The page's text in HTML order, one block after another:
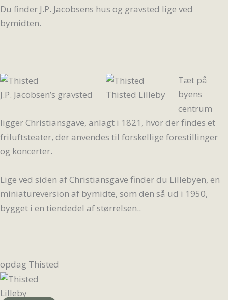
Du finder J.P. Jacobsens hus og gravsted lige ved
bymidten.
J.P. Jacobsen’s gravsted Thisted Lilleby
Tæt på
byens
centrum
ligger Christiansgave, anlagt i 1821, hvor der findes et
friluftsteater, der anvendes til forskellige forestillinger
og koncerter.
Lige ved siden af Christiansgave finder du Lillebyen, en
miniatureversion af bymidte, som den så ud i 1950,
bygget i en tiendedel af størrelsen..
opdag Thisted
Lilleby